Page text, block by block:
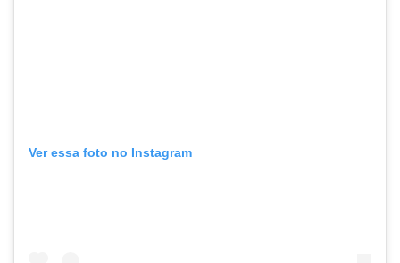
Ver essa foto no Instagram